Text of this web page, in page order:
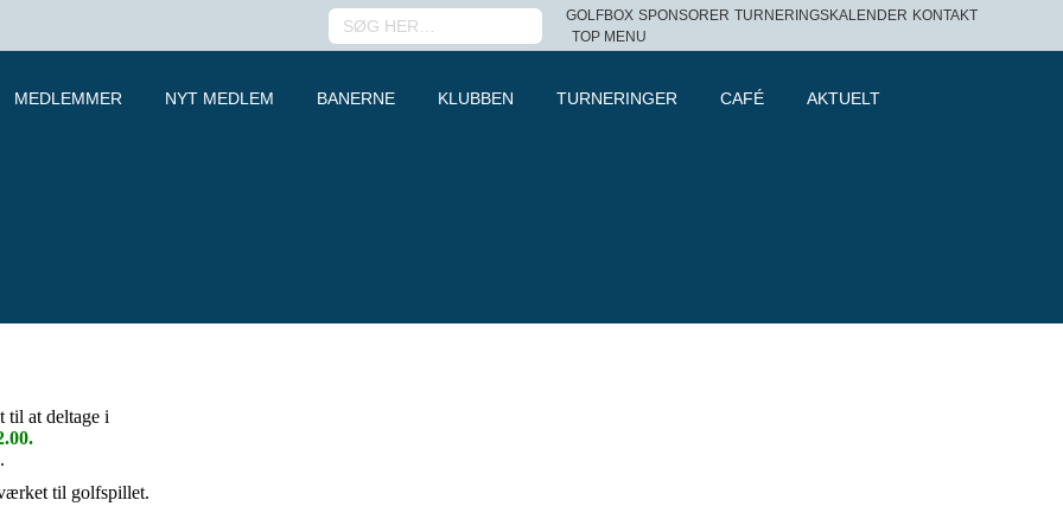
SEARCH: GOLFBOX SPONSORER TURNERINGSKALENDER KONTAKT
TOP MENU
MEDLEMMER NYT MEDLEM BANERNE KLUBBEN TURNERINGER CAFÉ AKTUELT
til at deltage i
til golfspillet.